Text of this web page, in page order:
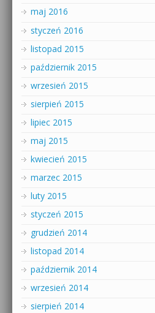
maj 2016
styczeń 2016
listopad 2015
październik 2015
wrzesień 2015
sierpień 2015
lipiec 2015
maj 2015
kwiecień 2015
marzec 2015
luty 2015
styczeń 2015
grudzień 2014
listopad 2014
październik 2014
wrzesień 2014
sierpień 2014